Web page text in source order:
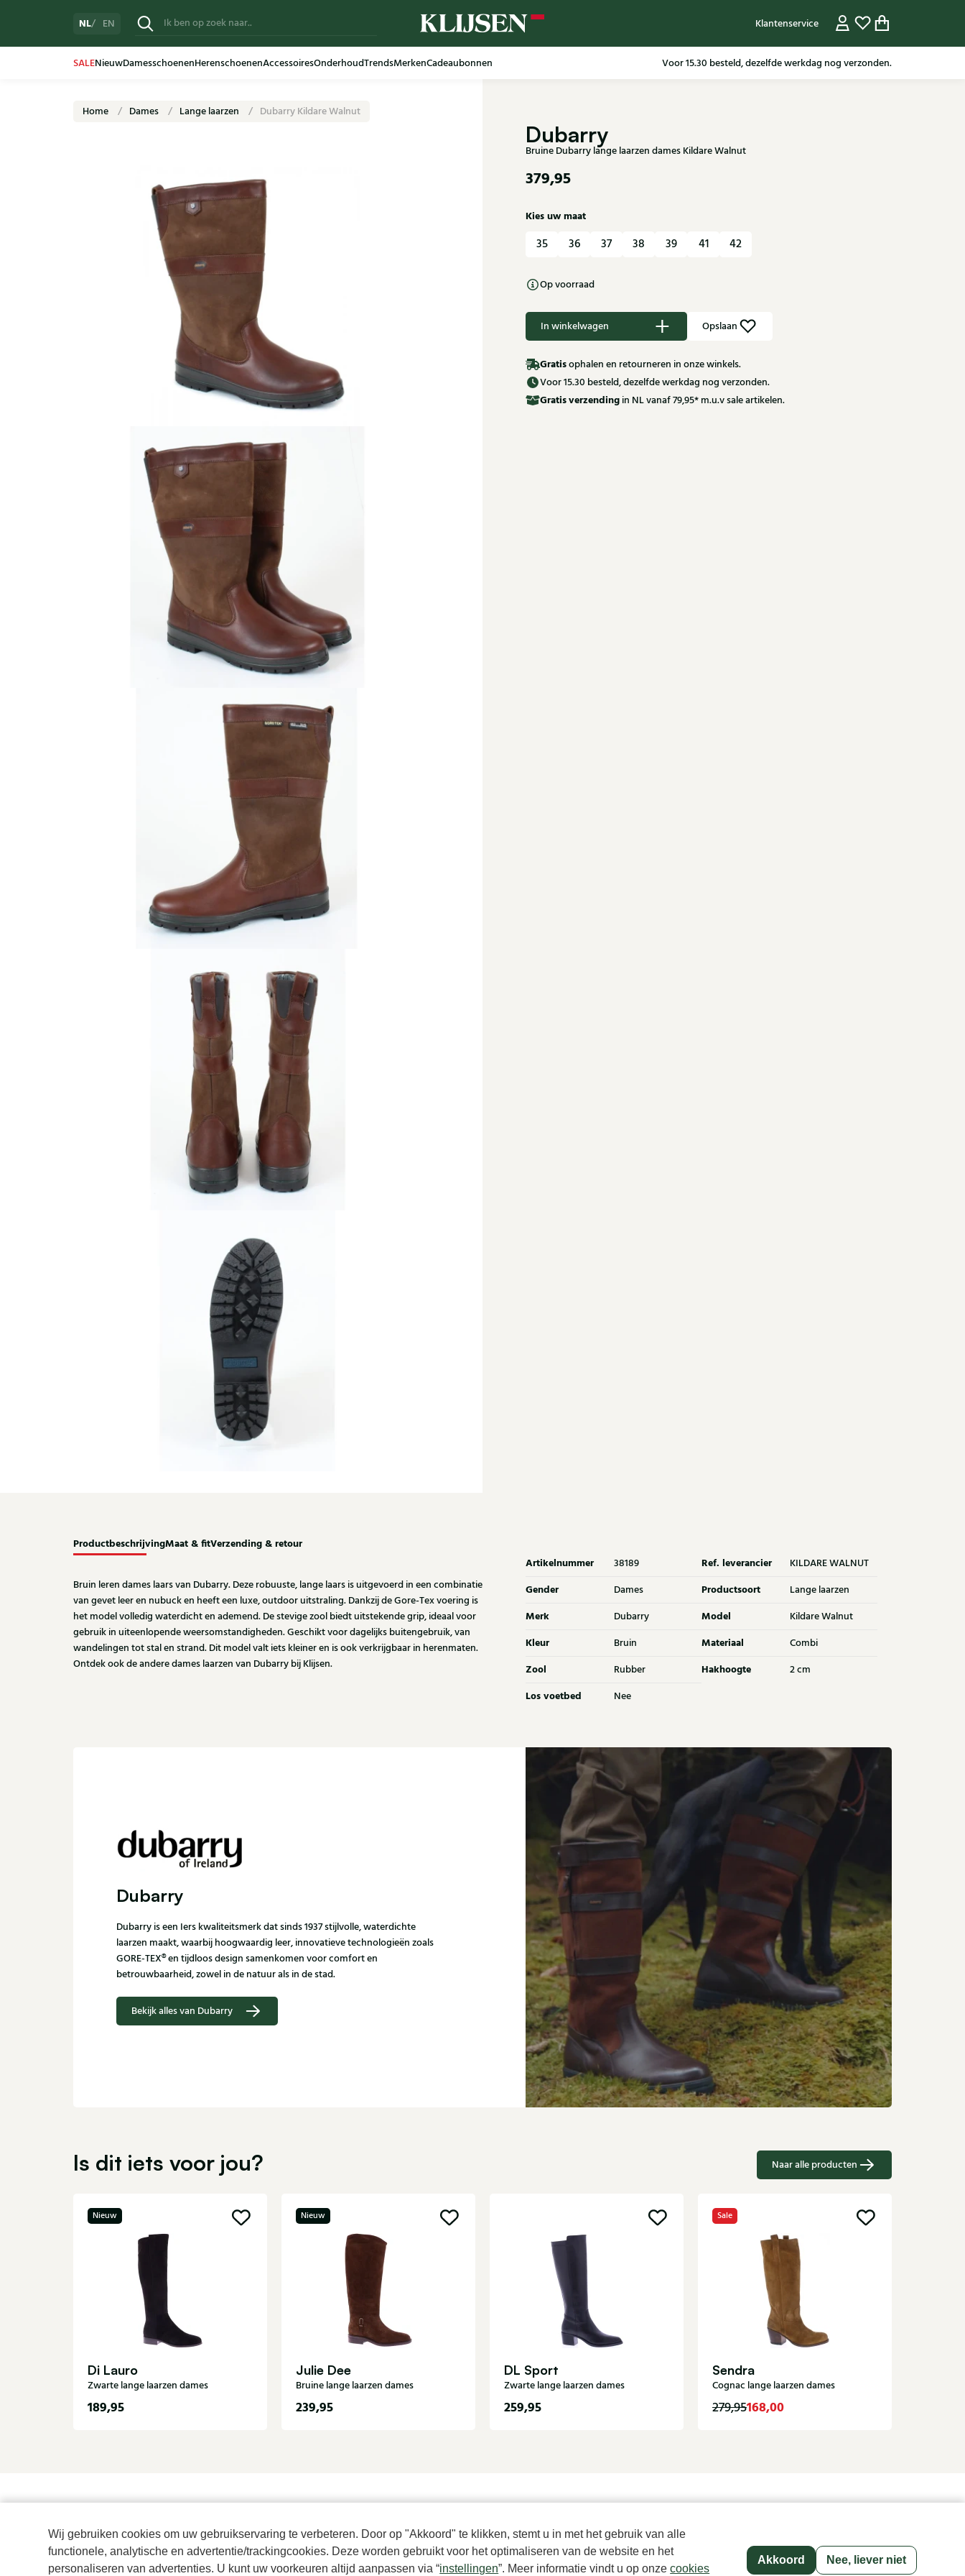
Wij gebruiken cookies om uw gebruikservaring te verbeteren. Door op "Akkoord" te klikken, stemt u in met het gebruik van alle
functionele, analytische en advertentie/trackingcookies. Deze worden gebruikt voor het optimaliseren van de website en het
personaliseren van advertenties. U kunt uw voorkeuren altijd aanpassen via “instellingen”. Meer informatie vindt u op onzecookies
Akkoord Nee, liever niet
NL EN Klantenservice
SALENieuwDamesschoenenHerenschoenenAccessoiresOnderhoudTrendsMerkenCadeaubonnen Gratis verzending in NL vanaf 79,95* m.u.v sale artikelen.
Home Dames Lange laarzen Dubarry Kildare Walnut
Dubarry
Bruine Dubarry lange laarzen dames Kildare Walnut
379,95
Kies uw maat
35 36 37 38 39 41 42
Op voorraad
In winkelwagen Opslaan
Gratisophalen en retourneren in onze winkels.
Voor 15.30 besteld, dezelfde werkdag nog verzonden.
Gratisverzending in NL vanaf 79,95* m.u.v sale artikelen.
ProductbeschrijvingMaat & fitVerzending & retour
Bruin leren dames laars van Dubarry. Deze robuuste, lange laars is uitgevoerd in een combinatie
van gevet leer en nubuck en heeft een luxe, outdoor uitstraling. Dankzij de Gore-Tex voering is
het model volledig waterdicht en ademend. De stevige zool biedt uitstekende grip, ideaal voor
gebruik in uiteenlopende weersomstandigheden. Geschikt voor dagelijks buitengebruik, van
wandelingen tot stal en strand. Dit model valt iets kleiner en is ook verkrijgbaar in herenmaten.
Ontdek ook de andere dames laarzen van Dubarry bij Klijsen.
Artikelnummer 38189 Ref. leverancier KILDARE WALNUT
Gender Dames Productsoort Lange laarzen
Merk Dubarry Model Kildare Walnut
Kleur Bruin Materiaal Combi
Zool Rubber Hakhoogte 2 cm
Los voetbed Nee
Dubarry
Dubarry is een Iers kwaliteitsmerk dat sinds 1937 stijlvolle, waterdichte
laarzen maakt, waarbij hoogwaardig leer, innovatieve technologieën zoals
GORE‑TEX® en tijdloos design samenkomen voor comfort en
betrouwbaarheid, zowel in de natuur als in de stad.
Bekijk alles van Dubarry
Is dit iets voor jou? Naar alle producten
Nieuw
Di Lauro
Zwarte lange laarzen dames
189,95
Nieuw
Julie Dee
Bruine lange laarzen dames
239,95
DL Sport
Zwarte lange laarzen dames
259,95
Sale
Sendra
Cognac lange laarzen dames
279,95168,00
Sinds 1983 een begrip in Den Haag